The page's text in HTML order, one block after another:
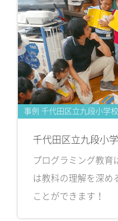
事例 千代田区立九段小学校
千代田区立九段小
プログラミング教育
は教科の理解を深め
ことができます！